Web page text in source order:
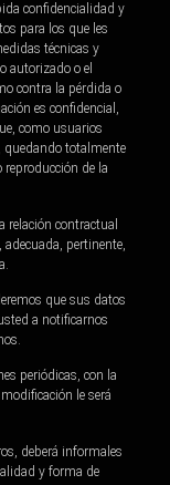
confidencialidad y
para los que les
técnicas y
autorizado o el
contra la pérdida o
es confidencial,
como usuarios
quedando totalmente
de la
relación contractual
pertinente,
que sus datos
a notificarnos
periódicas, con la
le será
deberá informales
y forma de